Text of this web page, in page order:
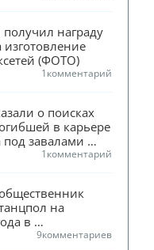
награду
(ФОТО)
1комментарий
о поисках
в карьере
завалами
1комментарий
на
в
9комментариев